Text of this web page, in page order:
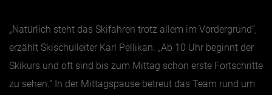
„Natürlich steht das Skifahren trotz allem im Vordergrund“,
erzählt Skischulleiter Karl Pellikan. „Ab 10 Uhr beginnt der
Skikurs und oft sind bis zum Mittag schon erste Fortschritte
zu sehen.“ In der Mittagspause betreut das Team rund um